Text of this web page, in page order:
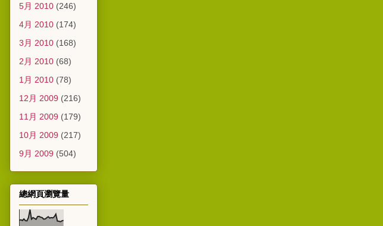
5月 2010 (246)
4月 2010 (174)
3月 2010 (168)
2月 2010 (68)
1月 2010 (78)
12月 2009 (216)
11月 2009 (179)
10月 2009 (217)
9月 2009 (504)
總網頁瀏覽量